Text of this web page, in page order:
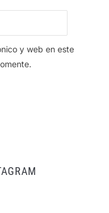
y web en este